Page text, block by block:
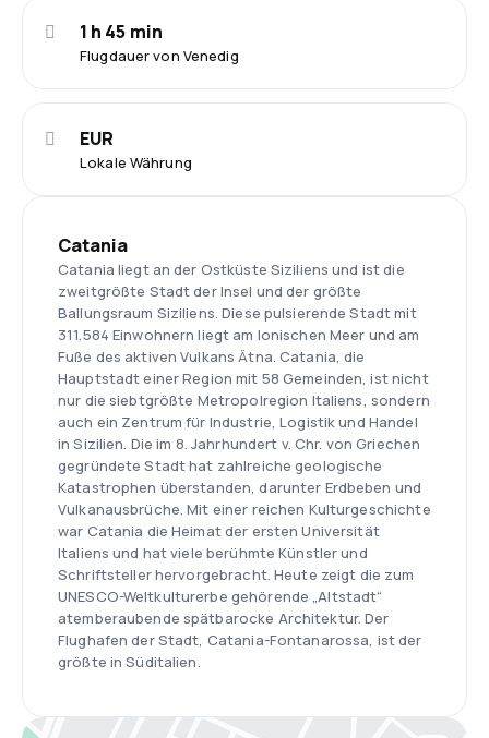
Flugdauer von Venedig
1 h 45 min
Lokale Währung
EUR
Catania
Catania liegt an der Ostküste Siziliens und ist die
zweitgrößte Stadt der Insel und der größte
Ballungsraum Siziliens. Diese pulsierende Stadt mit
311.584 Einwohnern liegt am Ionischen Meer und am
Fuße des aktiven Vulkans Ätna. Catania, die
Hauptstadt einer Region mit 58 Gemeinden, ist nicht
nur die siebtgrößte Metropolregion Italiens, sondern
auch ein Zentrum für Industrie, Logistik und Handel
in Sizilien. Die im 8. Jahrhundert v. Chr. von Griechen
gegründete Stadt hat zahlreiche geologische
Katastrophen überstanden, darunter Erdbeben und
Vulkanausbrüche. Mit einer reichen Kulturgeschichte
war Catania die Heimat der ersten Universität
Italiens und hat viele berühmte Künstler und
Schriftsteller hervorgebracht. Heute zeigt die zum
UNESCO-Weltkulturerbe gehörende „Altstadt“
atemberaubende spätbarocke Architektur. Der
Flughafen der Stadt, Catania-Fontanarossa, ist der
größte in Süditalien.